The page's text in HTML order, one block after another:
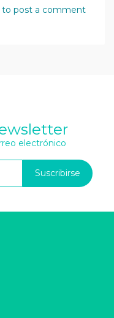
to post a comment
electrónico
Suscribirse